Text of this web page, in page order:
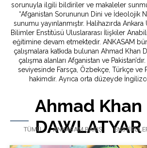
sorunuyla ilgili bildiriler ve makaleler
“Afganistan Sorununun Dini ve İdeolojik
sunumu yayınlanmıştır. Halihazırda
Bilimler Enstitüsü Uluslararası İlişkiler
eğitimine devam etmektedir. ANKASAM
çalışmalara katkıda bulunan Ahmad Khan
çalışma alanları Afganistan ve
seviyesinde Farsça, Özbekçe, Türkçe ve
hakimdir. Ayrıca orta düzeyde
Ahmad Khan
DAWLATYAR
TÜMÜ ANKASAM BAKIŞ